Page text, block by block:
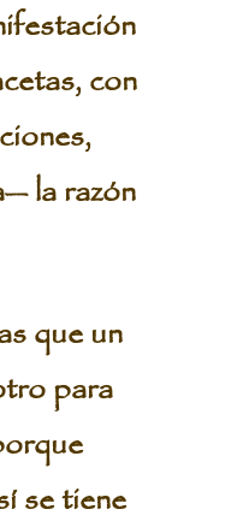
con
la razón
que un
para
se tiene